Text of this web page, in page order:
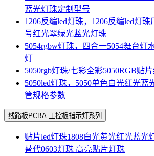
蓝光灯珠定制型号
1206反编led灯珠，1206反编led灯
号红光翠绿光蓝光灯珠
5054rgbw灯珠，四合一5054舞台灯
灯
5050rgb灯珠/七彩全彩5050RGB贴
5050led灯珠，5050单色白光红光蓝
管规格参数
线路板PCBA 工控板指示灯系列
贴片led灯珠1808白光黄光红光蓝光
替代0603灯珠 高亮贴片灯珠